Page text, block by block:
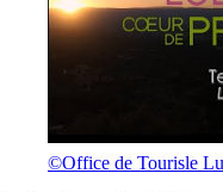
©Office de Tourisle